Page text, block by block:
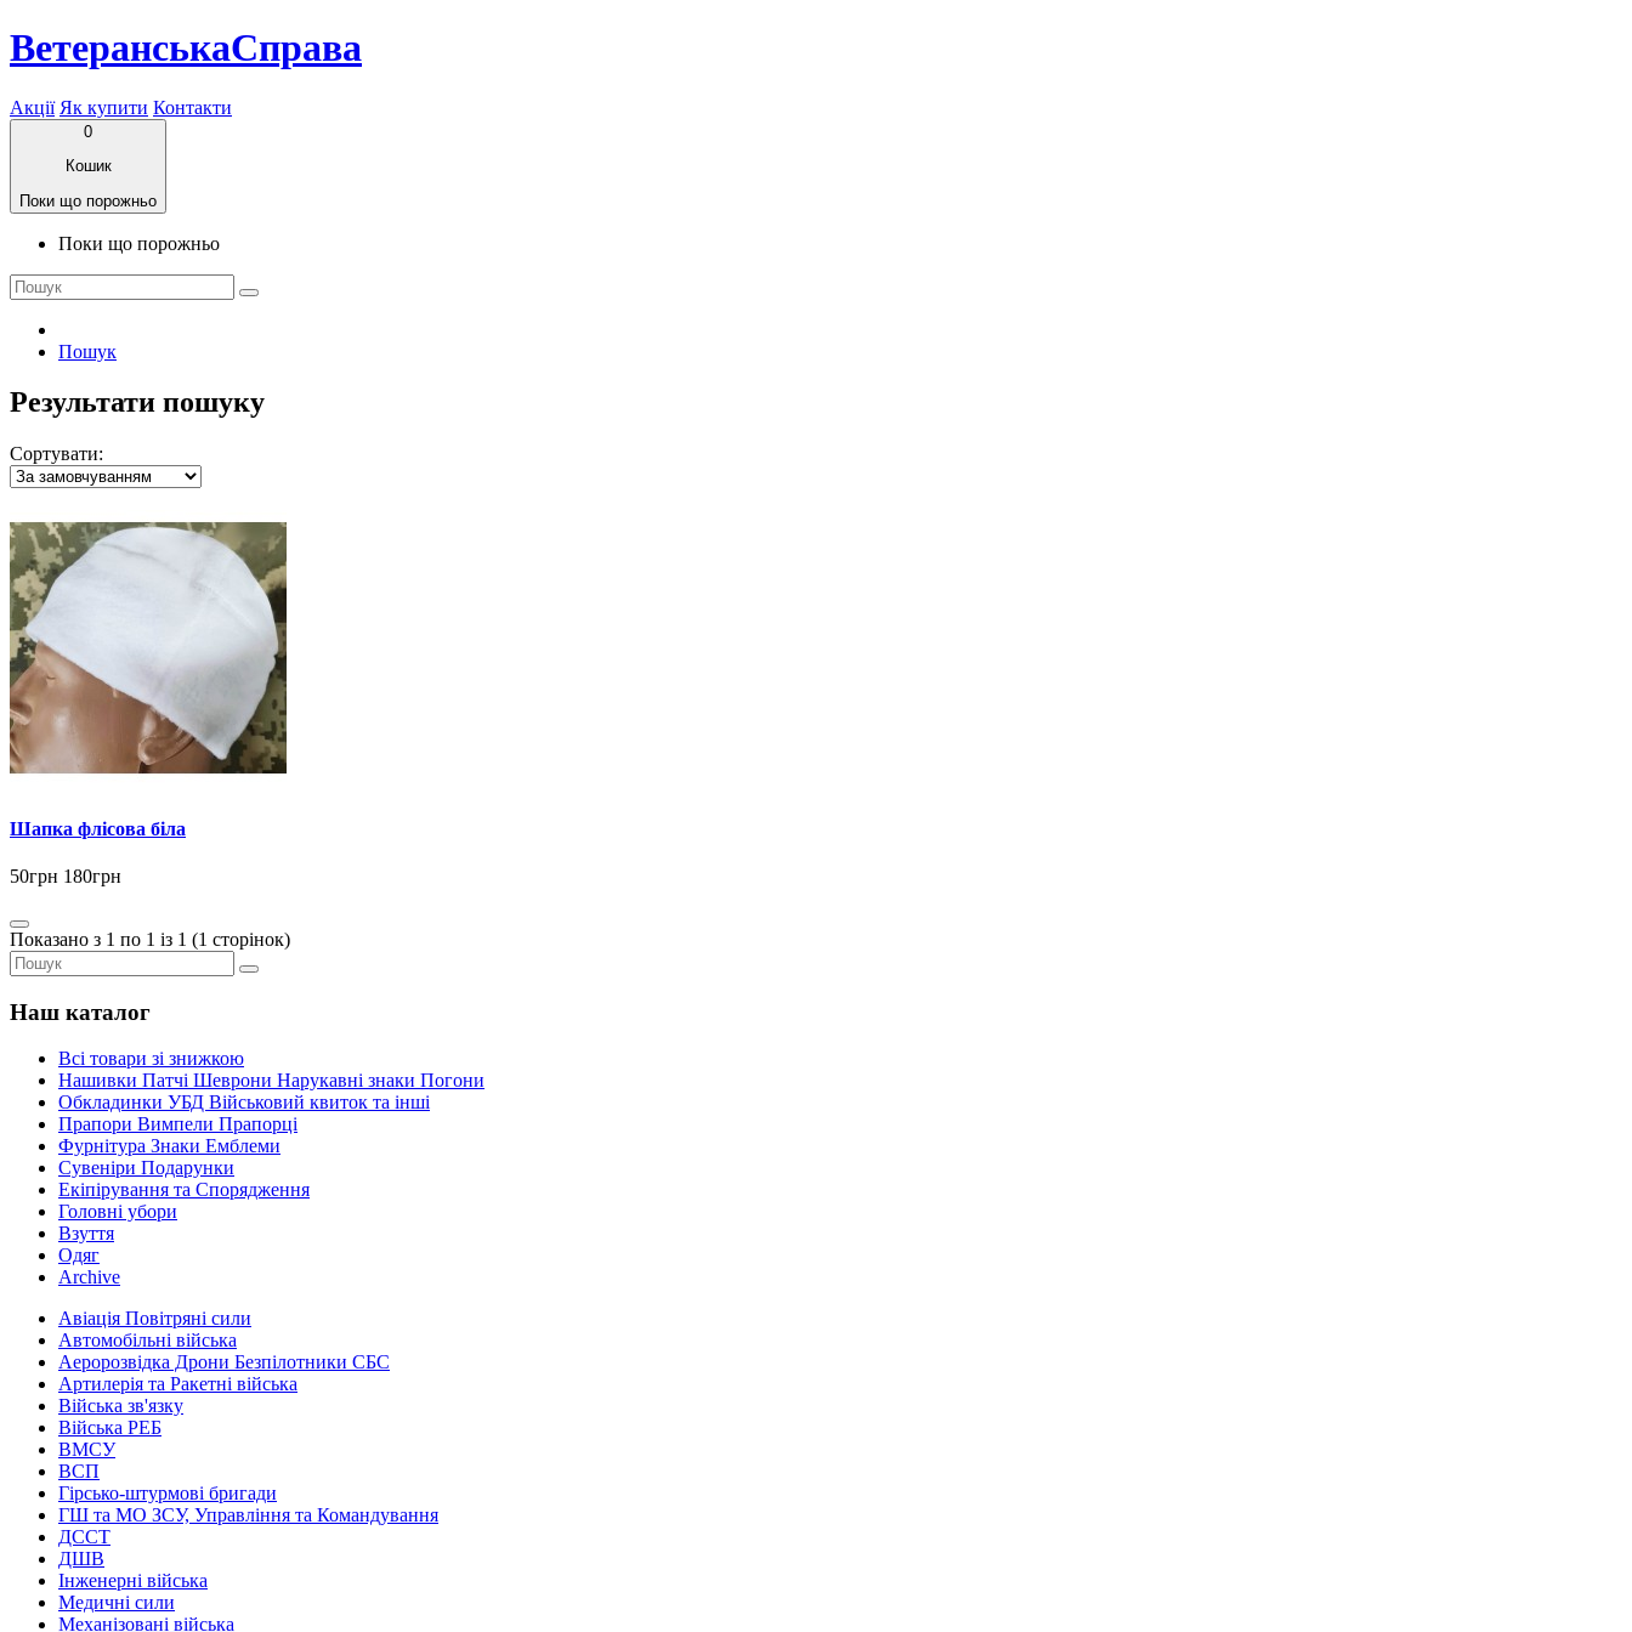
ВетеранськаСправа
Акції Як купити Контакти
0
Кошик
Поки що порожньо
Поки що порожньо
Пошук
Результати пошуку
Сортувати:
Шапка флісова біла
50грн 180грн
Показано з 1 по 1 із 1 (1 сторінок)
Наш каталог
Всі товари зі знижкою
Нашивки Патчі Шеврони Нарукавні знаки Погони
Обкладинки УБД Військовий квиток та інші
Прапори Вимпели Прапорці
Фурнітура Знаки Емблеми
Сувеніри Подарунки
Екіпірування та Спорядження
Головні убори
Взуття
Одяг
Archive
Авіація Повітряні сили
Автомобільні війська
Аеророзвідка Дрони Безпілотники СБС
Артилерія та Ракетні війська
Війська зв'язку
Війська РЕБ
ВМСУ
ВСП
Гірсько-штурмові бригади
ГШ та МО ЗСУ, Управління та Командування
ДССТ
ДШВ
Інженерні війська
Медичні сили
Механізовані війська